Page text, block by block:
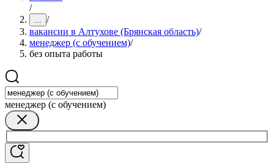
/
... /
вакансии в Алтухове (Брянская область)/
менеджер (с обучением)/
без опыта работы
менеджер (с обучением)